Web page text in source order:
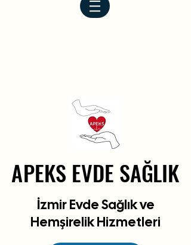
APEKS EVDE SAĞLIK
APEKS EVDE SAĞLIK
İzmir Evde Sağlık ve
Hemşirelik Hizmetleri